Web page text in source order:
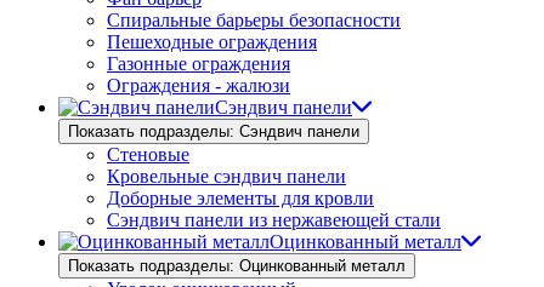
Спиральные барьеры безопасности
Пешеходные ограждения
Газонные ограждения
Ограждения - жалюзи
Сэндвич панели
Показать подразделы: Сэндвич панели
Стеновые
Кровельные сэндвич панели
Доборные элементы для кровли
Сэндвич панели из нержавеющей стали
Оцинкованный металл
Показать подразделы: Оцинкованный металл